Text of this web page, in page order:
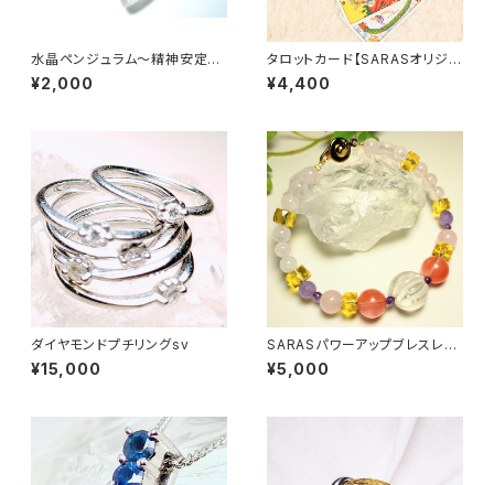
水晶ペンジュラム〜精神安定&
安らぎ&浄化〜
¥2,000
タロットカード【SARASオリジナ
ルポーチ付】
¥4,400
ダイヤモンドプチリングsv
¥15,000
SARASパワーアップブレスレッ
ト
¥5,000